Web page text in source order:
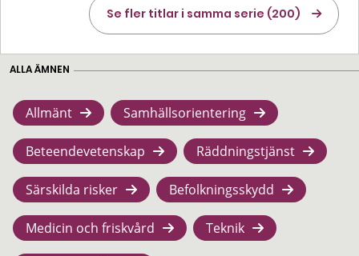
Se fler titlar i samma serie (200)
ALLA ÄMNEN
Allmänt Samhällsorientering
Beteendevetenskap Räddningstjänst
Särskilda risker Befolkningsskydd
Medicin och friskvård Teknik